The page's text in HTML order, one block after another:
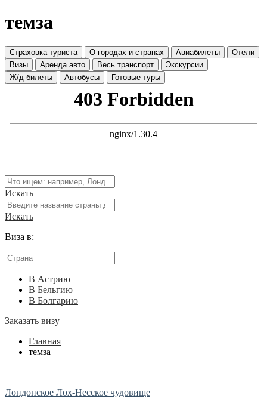
темза
Страховка туриста О городах и странах Авиабилеты
Отели
Визы
Аренда авто Весь транспорт
Экскурсии
Ж/д билеты
Автобусы Готовые туры
Искать
Искать
Виза в:
В Астрию
В Бельгию
В Болгарию
Заказать визу
Главная
темза
Лондонское Лох-Несское чудовище